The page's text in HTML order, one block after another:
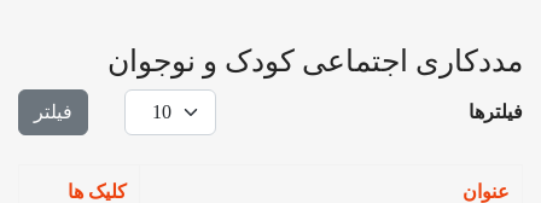
مددکاری اجتماعی کودک و نوجوان
فیلترها نمایش # فیلتر
عنوان کلیک ها